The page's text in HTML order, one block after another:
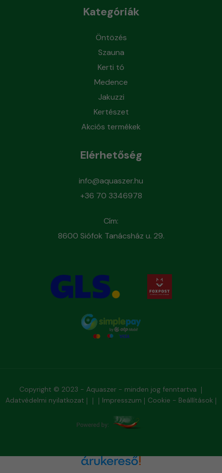
Kategóriák
Öntözés
Szauna
Kerti tó
Medence
Jakuzzi
Kertészet
Akciós termékek
Elérhetőség
info@aquaszer.hu
+36 70 3346978
Cím:
8600 Siófok Tanácsház u. 29.
Copyright © 2023 - Aquaszer - minden jog fenntartva
Adatvédelmi nyilatkozat
Impresszum Cookie - Beállítások